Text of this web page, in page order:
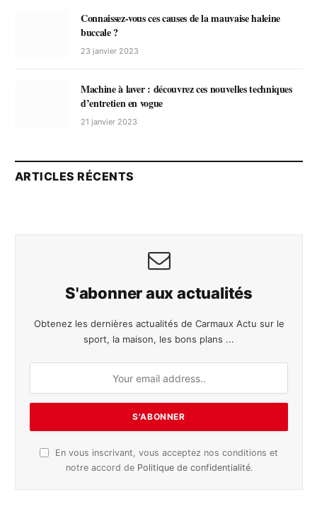
Connaissez-vous ces causes de la mauvaise haleine
buccale ?
23 janvier 2023
Machine à laver : découvrez ces nouvelles techniques
d’entretien en vogue
21 janvier 2023
ARTICLES RÉCENTS
S'abonner aux actualités
Obtenez les dernières actualités de Carmaux Actu sur le
sport, la maison, les bons plans ...
En vous inscrivant, vous acceptez nos conditions et
notre accord de Politique de confidentialité.